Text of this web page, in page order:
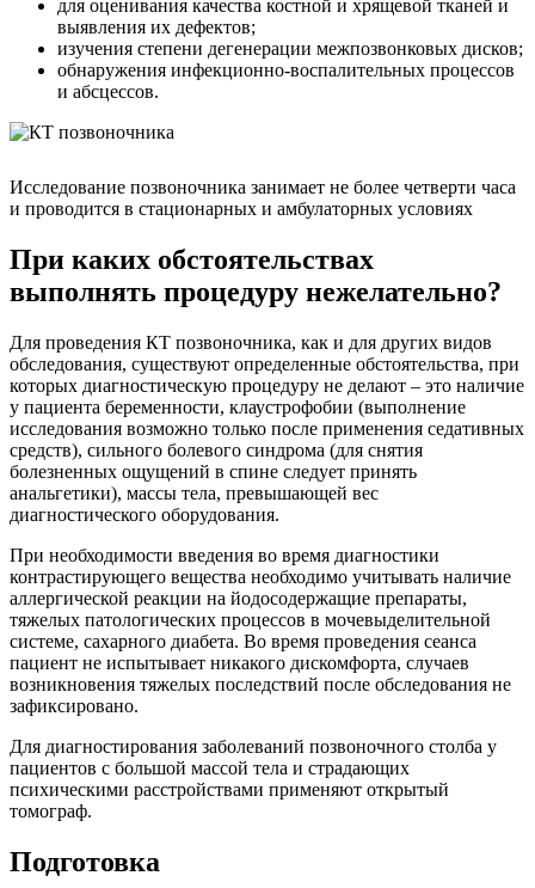
для оценивания качества костной и хрящевой тканей и
выявления их дефектов;
изучения степени дегенерации межпозвонковых дисков;
обнаружения инфекционно-воспалительных процессов
и абсцессов.
Исследование позвоночника занимает не более четверти часа
и проводится в стационарных и амбулаторных условиях
При каких обстоятельствах
выполнять процедуру нежелательно?
Для проведения КТ позвоночника, как и для других видов
обследования, существуют определенные обстоятельства, при
которых диагностическую процедуру не делают – это наличие
у пациента беременности, клаустрофобии (выполнение
исследования возможно только после применения седативных
средств), сильного болевого синдрома (для снятия
болезненных ощущений в спине следует принять
анальгетики), массы тела, превышающей вес
диагностического оборудования.
При необходимости введения во время диагностики
контрастирующего вещества необходимо учитывать наличие
аллергической реакции на йодосодержащие препараты,
тяжелых патологических процессов в мочевыделительной
системе, сахарного диабета. Во время проведения сеанса
пациент не испытывает никакого дискомфорта, случаев
возникновения тяжелых последствий после обследования не
зафиксировано.
Для диагностирования заболеваний позвоночного столба у
пациентов с большой массой тела и страдающих
психическими расстройствами применяют открытый
томограф.
Подготовка